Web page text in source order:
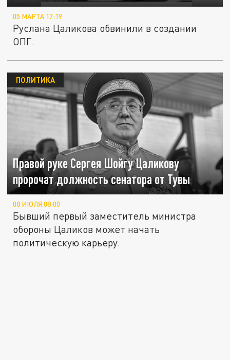
05 МАРТА 17:19
Руслана Цаликова обвинили в создании
ОПГ.
Правой руке Сергея Шойгу Цаликову
пророчат должность сенатора от Тувы
ПОЛИТИКА
08 ИЮЛЯ 08:00
Бывший первый заместитель министра
обороны Цаликов может начать
политическую карьеру.